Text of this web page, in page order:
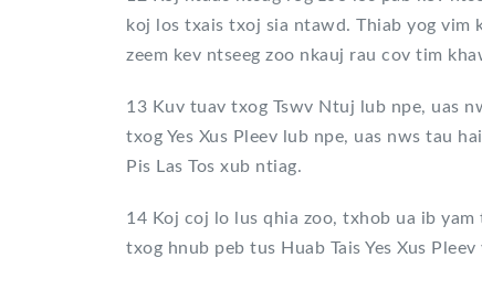
koj los txais txoj sia ntawd. Thiab yog vim
zeem kev ntseeg zoo nkauj rau cov tim
13 Kuv tuav txog Tswv Ntuj lub npe, uas
txog Yes Xus Pleev lub npe, uas nws tau
Pis Las Tos xub ntiag.
14 Koj coj lo lus qhia zoo, txhob ua ib
txog hnub peb tus Huab Tais Yes Xus